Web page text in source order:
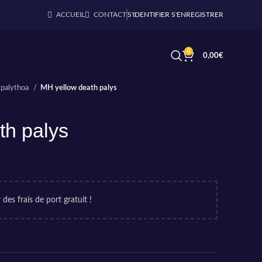
ACCUEIL CONTACTS'IDENTIFIER S'ENREGISTRER
0
0,00€
MH yellow death palys
palys
frais de port gratuit !